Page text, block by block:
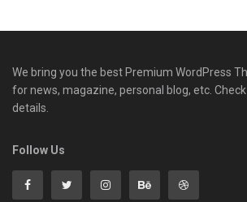
We bring you the best Premium WordPress
for news, magazine, personal blog, etc.
details.
Follow Us